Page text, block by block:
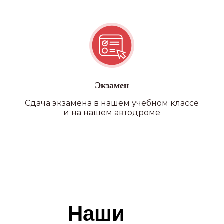
Экзамен
Сдача экзамена в нашем учебном классе
и на нашем автодроме